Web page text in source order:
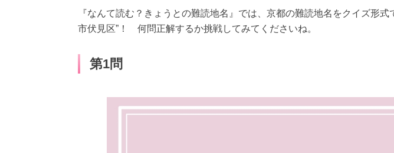
『なんて読む？きょうとの難読地名』では、京都の難読地名をクイズ形式
市伏見区”！ 何問正解するか挑戦してみてくださいね。
第1問